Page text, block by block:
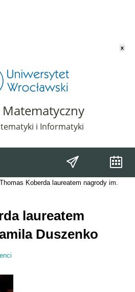
x
i Informatyki
Thomas Koberda laureatem nagrody im.
laureatem
Duszenko